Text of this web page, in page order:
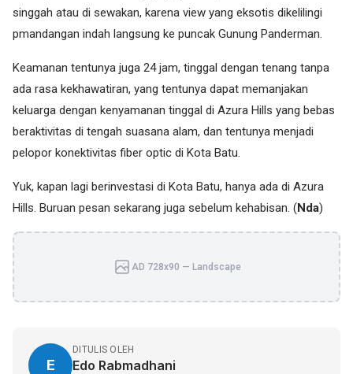
singgah atau di sewakan, karena view yang eksotis dikelilingi
pmandangan indah langsung ke puncak Gunung Panderman.
Keamanan tentunya juga 24 jam, tinggal dengan tenang tanpa
ada rasa kekhawatiran, yang tentunya dapat memanjakan
keluarga dengan kenyamanan tinggal di Azura Hills yang bebas
beraktivitas di tengah suasana alam, dan tentunya menjadi
pelopor konektivitas fiber optic di Kota Batu.
Yuk, kapan lagi berinvestasi di Kota Batu, hanya ada di Azura
Hills. Buruan pesan sekarang juga sebelum kehabisan. (Nda)
AD 728x90 — Landscape
E
DITULIS OLEH
Edo Rabmadhani